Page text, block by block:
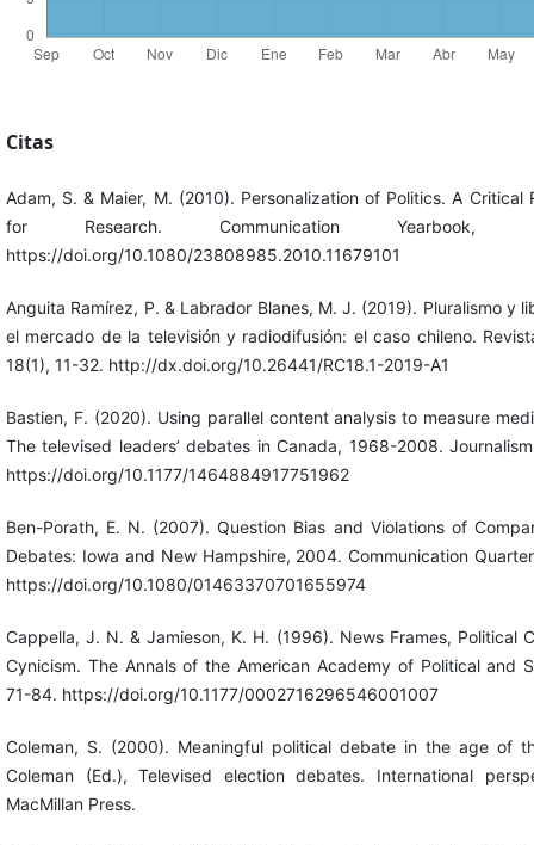
Citas
Adam, S. & Maier, M. (2010). Personalization of Politics. A Critical
for Research. Communication Yearbook,
https://doi.org/10.1080/23808985.2010.11679101
Anguita Ramírez, P. & Labrador Blanes, M. J. (2019). Pluralismo y
el mercado de la televisión y radiodifusión: el caso chileno.
18(1), 11-32. http://dx.doi.org/10.26441/RC18.1-2019-A1
Bastien, F. (2020). Using parallel content analysis to measure
The televised leaders’ debates in Canada, 1968-2008.
https://doi.org/10.1177/1464884917751962
Ben-Porath, E. N. (2007). Question Bias and Violations of
Debates: Iowa and New Hampshire, 2004. Communication
https://doi.org/10.1080/01463370701655974
Cappella, J. N. & Jamieson, K. H. (1996). News Frames, Political
Cynicism. The Annals of the American Academy of Political and
71-84. https://doi.org/10.1177/0002716296546001007
Coleman, S. (2000). Meaningful political debate in the age of
Coleman (Ed.), Televised election debates. International
MacMillan Press.